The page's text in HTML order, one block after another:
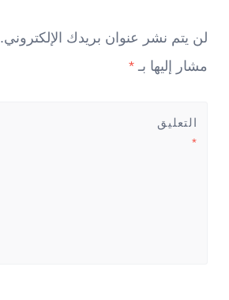
لن يتم نشر عنوان بريدك الإلكتروني.
مشار إليها بـ *
التعليق
*